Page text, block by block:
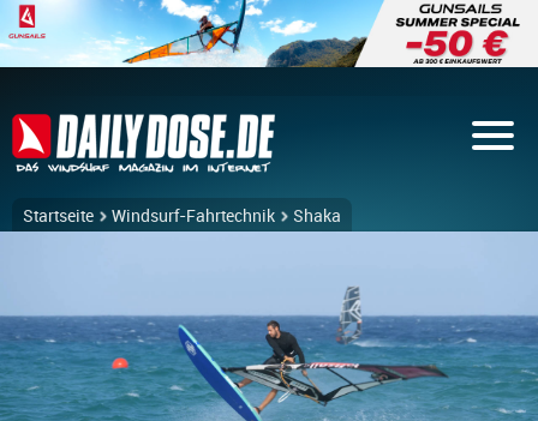
Startseite Windsurf-Fahrtechnik Shaka